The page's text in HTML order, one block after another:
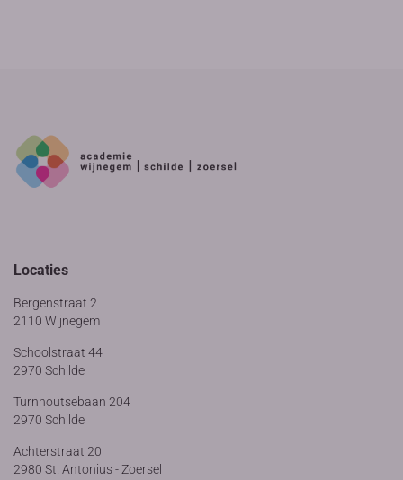
Locaties
Bergenstraat 2
2110 Wijnegem
Schoolstraat 44
2970 Schilde
Turnhoutsebaan 204
2970 Schilde
Achterstraat 20
2980 St. Antonius - Zoersel